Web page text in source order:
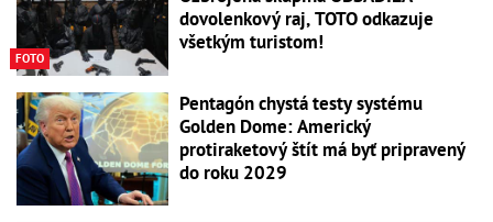
FOTO
dovolenkový raj, TOTO odkazuje
všetkým turistom!
Pentagón chystá testy systému
Golden Dome: Americký
protiraketový štít má byť pripravený
do roku 2029